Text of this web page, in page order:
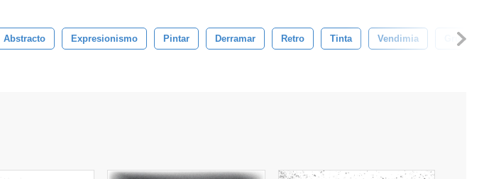
Abstracto Expresionismo Pintar Derramar Retro Tinta Vendimia Grunge